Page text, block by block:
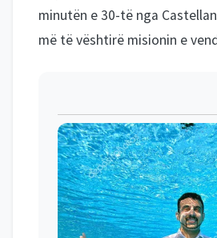
minutën e 30-të nga
më të vështirë misionin e